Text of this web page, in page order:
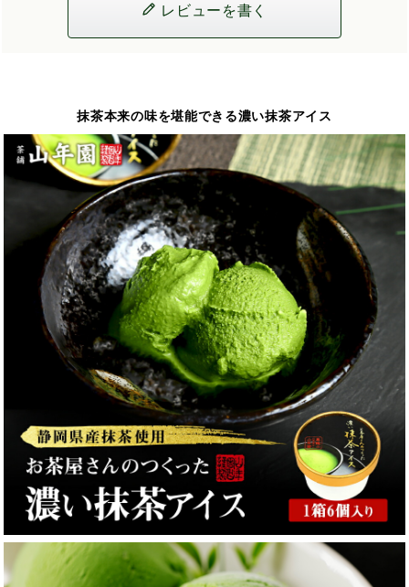
レビューを書く
抹茶本来の味を堪能できる濃い抹茶アイス